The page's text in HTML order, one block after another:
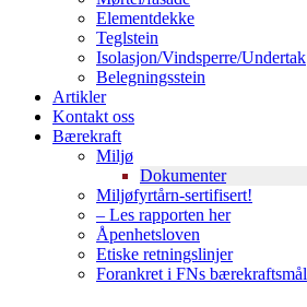
Elementdekke
Teglstein
Isolasjon/Vindsperre/Undertak
Belegningsstein
Artikler
Kontakt oss
Bærekraft
Miljø
Dokumenter
Miljøfyrtårn-sertifisert!
– Les rapporten her
Åpenhetsloven
Etiske retningslinjer
Forankret i FNs bærekraftsmål